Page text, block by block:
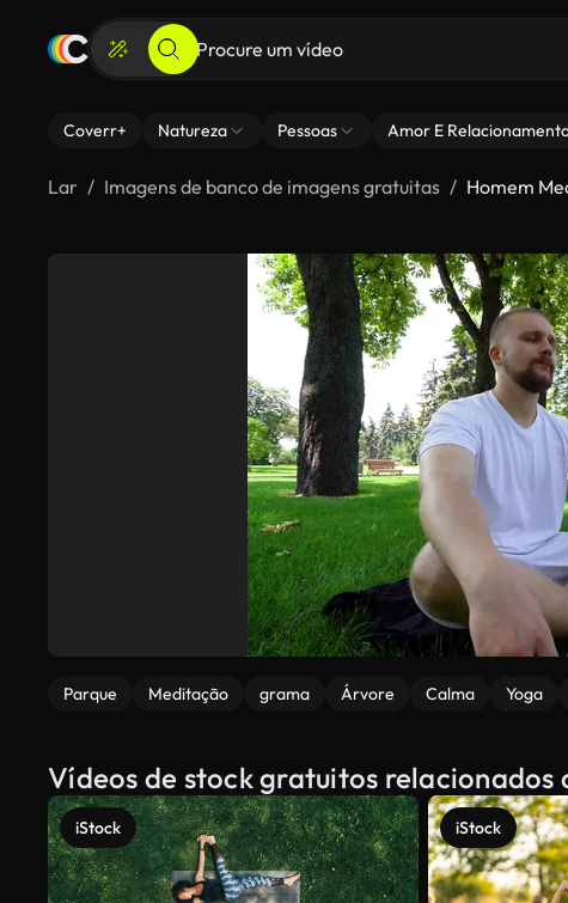
Coverr+ Natureza Pessoas Amor E
Lar Imagens de banco de imagens gratuitas Homem
Parque Meditação grama Árvore Calma Yoga
Vídeos de stock gratuitos
iStock iStock